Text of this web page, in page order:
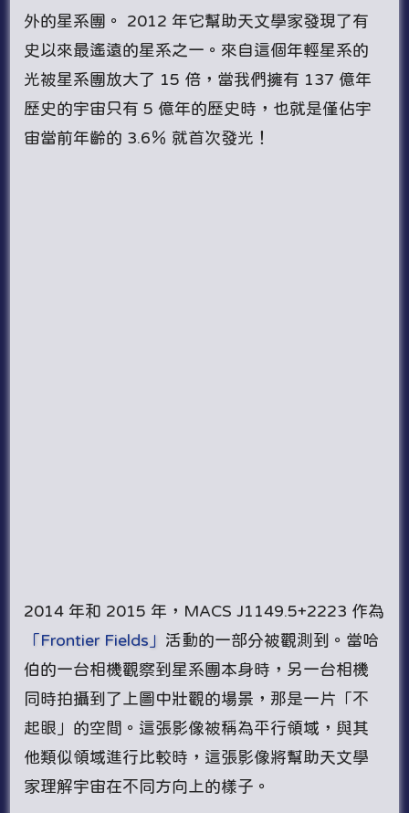
外的星系團。 2012 年它幫助天文學家發現了有
史以來最遙遠的星系之一。來自這個年輕星系的
光被星系團放大了 15 倍，當我們擁有 137 億年
歷史的宇宙只有 5 億年的歷史時，也就是僅佔宇
宙當前年齡的 3.6％ 就首次發光！
2014 年和 2015 年，MACS J1149.5+2223 作為
「Frontier Fields」 活動的一部分被觀測到。當哈
伯的一台相機觀察到星系團本身時，另一台相機
同時拍攝到了上圖中壯觀的場景，那是一片「不
起眼」的空間。這張影像被稱為平行領域，與其
他類似領域進行比較時，這張影像將幫助天文學
家理解宇宙在不同方向上的樣子。